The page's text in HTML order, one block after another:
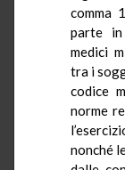
comma
parte
medici
tra i
codice
norme
nonché